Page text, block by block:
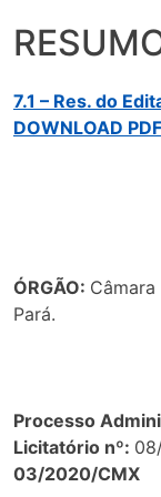
7.1 – Res. do
DOWNLOAD PDF
ÓRGÃO:
Pará.
Processo
Licitatório nº:
03/2020/CMX